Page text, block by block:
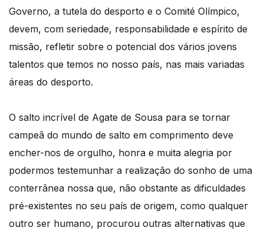
Governo, a tutela do desporto e o Comité Olímpico,
devem, com seriedade, responsabilidade e espírito de
missão, refletir sobre o potencial dos vários jovens
talentos que temos no nosso país, nas mais variadas
áreas do desporto.
O salto incrível de Agate de Sousa para se tornar
campeã do mundo de salto em comprimento deve
encher-nos de orgulho, honra e muita alegria por
podermos testemunhar a realização do sonho de uma
conterrânea nossa que, não obstante as dificuldades
pré-existentes no seu país de origem, como qualquer
outro ser humano, procurou outras alternativas que